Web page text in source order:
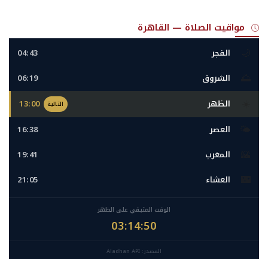
مواقيت الصلاة — القاهرة
الفجر 04:43
الشروق 06:19
الظهر التالية 13:00
العصر 16:38
المغرب 19:41
العشاء 21:05
الوقت المتبقي على الظهر
03:14:48
المصدر: Aladhan API